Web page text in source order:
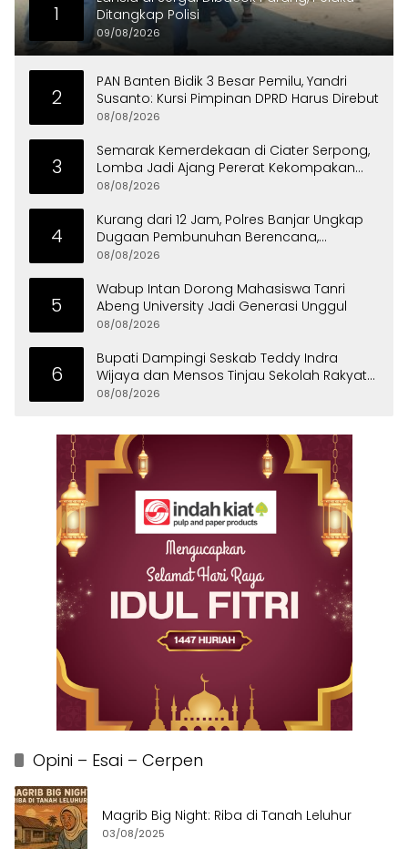
1
Ditangkap Polisi
09/08/2026
2
PAN Banten Bidik 3 Besar Pemilu, Yandri
Susanto: Kursi Pimpinan DPRD Harus Direbut
08/08/2026
3
Semarak Kemerdekaan di Ciater Serpong,
Lomba Jadi Ajang Pererat Kekompakan
Warga
08/08/2026
4
Kurang dari 12 Jam, Polres Banjar Ungkap
Dugaan Pembunuhan Berencana,
Tersangka Diciduk di Bandung
08/08/2026
5
Wabup Intan Dorong Mahasiswa Tanri
Abeng University Jadi Generasi Unggul
08/08/2026
6
Bupati Dampingi Seskab Teddy Indra
Wijaya dan Mensos Tinjau Sekolah Rakyat
di Curug
08/08/2026
Opini – Esai – Cerpen
Magrib Big Night: Riba di Tanah Leluhur
03/08/2025